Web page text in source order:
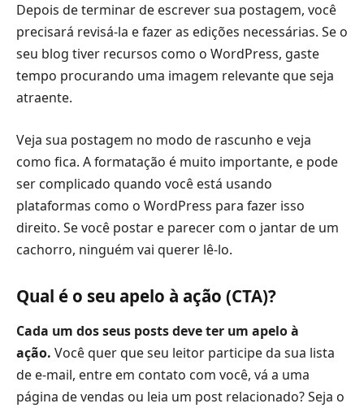
Depois de terminar de escrever sua postagem, você
precisará revisá-la e fazer as edições necessárias. Se o
seu blog tiver recursos como o WordPress, gaste
tempo procurando uma imagem relevante que seja
atraente.
Veja sua postagem no modo de rascunho e veja
como fica. A formatação é muito importante, e pode
ser complicado quando você está usando
plataformas como o WordPress para fazer isso
direito. Se você postar e parecer com o jantar de um
cachorro, ninguém vai querer lê-lo.
Qual é o seu apelo à ação (CTA)?
Cada um dos seus posts deve ter um apelo à
ação. Você quer que seu leitor participe da sua lista
de e-mail, entre em contato com você, vá a uma
página de vendas ou leia um post relacionado? Seja o